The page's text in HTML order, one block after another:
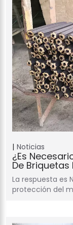
Noticias
¿Es
De Briquetas
La respuesta es
protección del